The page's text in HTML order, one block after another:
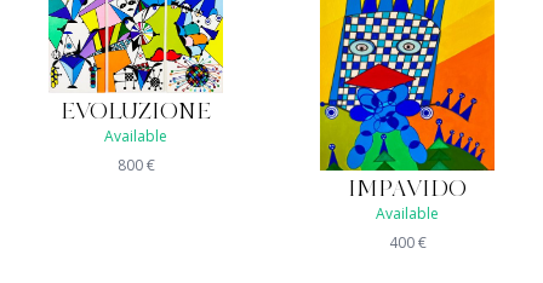
EVOLUZIONE
Available
800€
IMPAVIDO
Available
400€